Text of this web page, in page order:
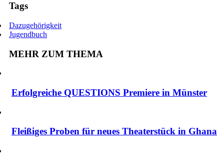
Tags
Dazugehörigkeit
Jugendbuch
MEHR ZUM THEMA
Erfolgreiche QUESTIONS Premiere in Münster
Fleißiges Proben für neues Theaterstück in Ghana